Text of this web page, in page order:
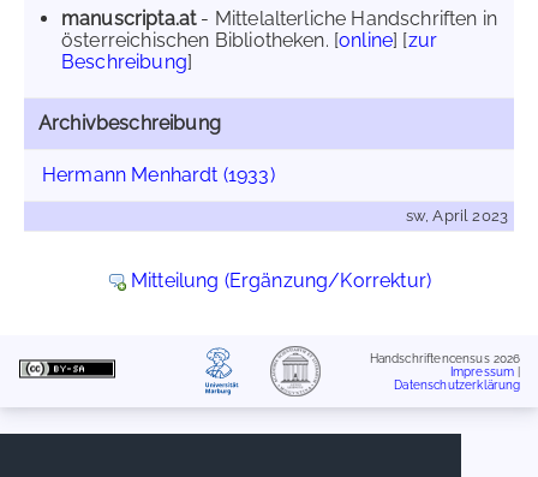
manuscripta.at- Mittelalterliche Handschriften in
österreichischen Bibliotheken. [online] [zur
Beschreibung]
Archivbeschreibung
Hermann Menhardt (1933)
sw, April 2023
Mitteilung (Ergänzung/Korrektur)
Handschriftencensus 2026
Impressum
Datenschutzerklärung